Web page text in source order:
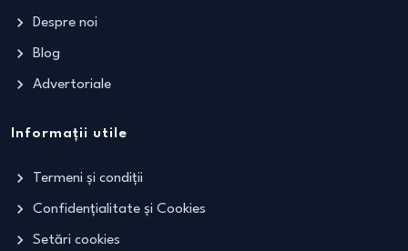
Despre noi
Blog
Advertoriale
Informații utile
Termeni și condiții
Confidențialitate și Cookies
Setări cookies